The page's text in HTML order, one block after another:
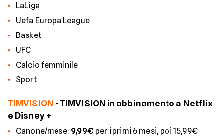
LaLiga
Uefa Europa League
Basket
UFC
Calcio femminile
Sport
TIMVISION - TIMVISION in abbinamento a Netflix
e Disney +
Canone/mese: 9,99€ per i primi 6 mesi, poi 15,99€